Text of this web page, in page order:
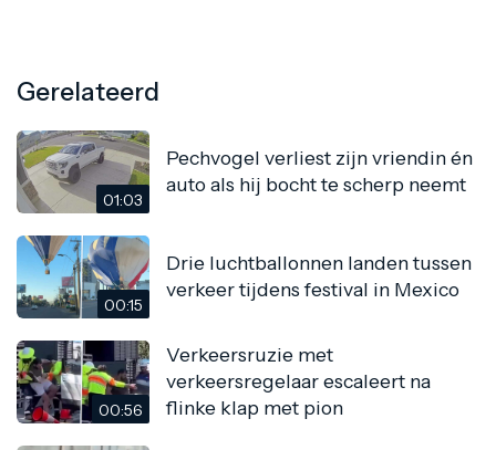
Gerelateerd
01:03
Pechvogel verliest zijn vriendin én
auto als hij bocht te scherp neemt
00:15
Drie luchtballonnen landen tussen
verkeer tijdens festival in Mexico
00:56
Verkeersruzie met
verkeersregelaar escaleert na
flinke klap met pion